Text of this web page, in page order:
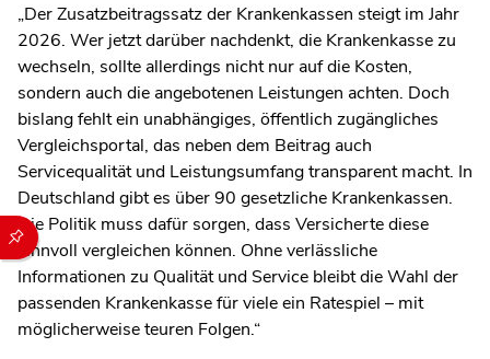
Durch die folgenden Buttons können Sie direkt auf einen
„Der Zusatzbeitragssatz der Krankenkassen steigt im Jahr
2026. Wer jetzt darüber nachdenkt, die Krankenkasse zu
wechseln, sollte allerdings nicht nur auf die Kosten,
sondern auch die angebotenen Leistungen achten. Doch
bislang fehlt ein unabhängiges, öffentlich zugängliches
Vergleichsportal, das neben dem Beitrag auch
Servicequalität und Leistungsumfang transparent macht. In
Deutschland gibt es über 90 gesetzliche Krankenkassen.
Die Politik muss dafür sorgen, dass Versicherte diese
sinnvoll vergleichen können. Ohne verlässliche
Informationen zu Qualität und Service bleibt die Wahl der
passenden Krankenkasse für viele ein Ratespiel – mit
möglicherweise teuren Folgen.“